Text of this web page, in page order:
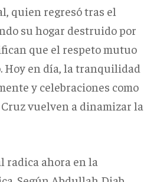
quien regresó tras el
su hogar destruido por
que el respeto mutuo
Hoy en día, la tranquilidad
y celebraciones como
vuelven a dinamizar la
radica ahora en la